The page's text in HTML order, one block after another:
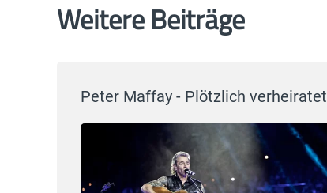
Weitere Beiträge
Peter Maffay - Plötzlich verheiratet